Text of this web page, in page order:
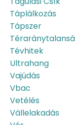
Táplálkozás
Tápszer
Tévhitek
Ultrahang
Vajúdás
Vbac
Vetélés
Vállelakadás